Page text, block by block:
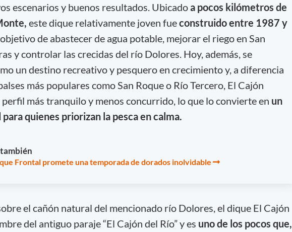
escenarios y buenos resultados. Ubicadoa pocos kilómetros de
este dique relativamente joven fueconstruido entre 1987 y
de abastecer de agua potable, mejorar el riego en San
y controlar las crecidas del río Dolores. Hoy, además, se
un destino recreativo y pesquero en crecimiento y, a diferencia
más populares como San Roque o Río Tercero, El Cajón
más tranquilo y menos concurrido, lo que lo convierte en un
quienes priorizan la pesca en calma.
Frontal promete una temporada de dorados inolvidable
el cañón natural del mencionado río Dolores, el dique El Cajón
del antiguo paraje “El Cajón del Río” y es uno de los pocos que,